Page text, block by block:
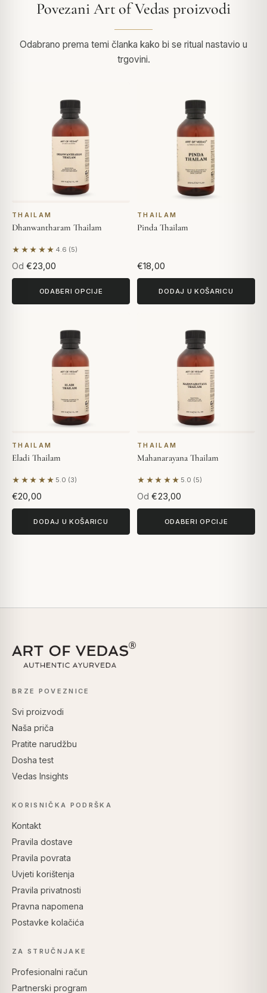
Povezani Art of Vedas proizvodi
Odabrano prema temi članka kako bi se ritual nastavio u
trgovini.
THAILAM
Dhanwantharam Thailam
★★★★★ 4.6 (5)
Na temelju 5 recenzija
Od €23,00
ODABERI OPCIJE
THAILAM
Pinda Thailam
€18,00
DODAJ U KOŠARICU
THAILAM
Eladi Thailam
★★★★★ 5.0 (3)
Na temelju 3 recenzija
€20,00
DODAJ U KOŠARICU
THAILAM
Mahanarayana Thailam
★★★★★ 5.0 (5)
Na temelju 5 recenzija
Od €23,00
ODABERI OPCIJE
BRZE POVEZNICE
Svi proizvodi
Naša priča
Pratite narudžbu
Dosha test
Vedas Insights
KORISNIČKA PODRŠKA
Kontakt
Pravila dostave
Pravila povrata
Uvjeti korištenja
Pravila privatnosti
Pravna napomena
Postavke kolačića
ZA STRUČNJAKE
Profesionalni račun
Partnerski program